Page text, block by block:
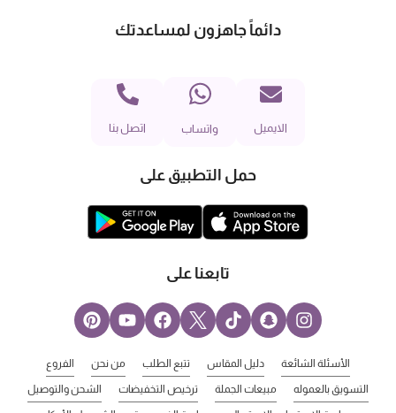
دائماً جاهزون لمساعدتك
الايميل واتساب اتصل بنا
حمل التطبيق على
تابعنا على
الأسئلة الشائعة دليل المقاس تتبع الطلب من نحن الفروع
التسويق بالعموله مبيعات الجملة ترخيص التخفيضات الشحن والتوصيل